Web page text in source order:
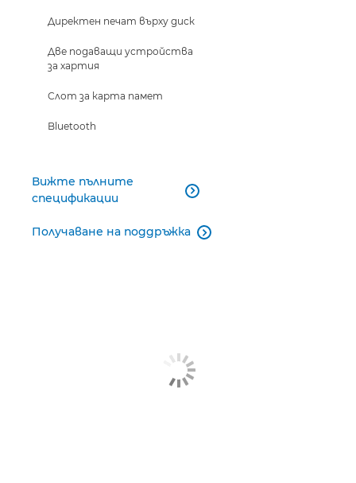
Директен печат върху диск
Две подаващи устройства
за хартия
Слот за карта памет
Bluetooth
Вижте пълните
спецификации

Получаване на поддръжка 